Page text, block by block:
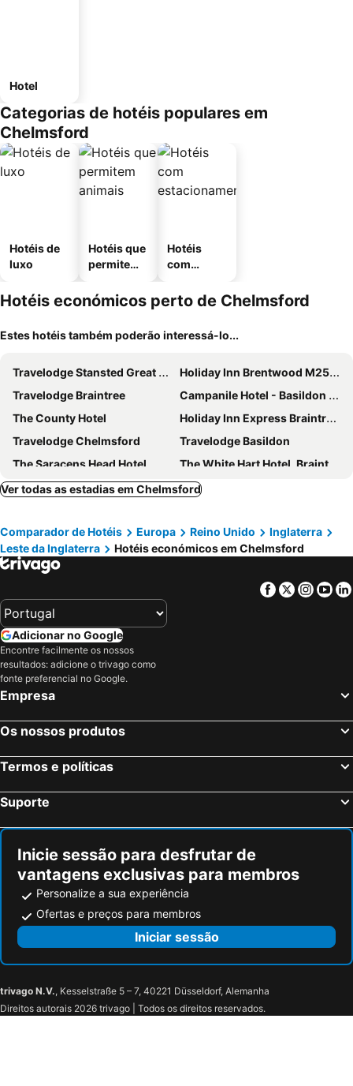
Hotel
Categorias de hotéis populares em
Chelmsford
Hotéis de
luxo
Hotéis que
permitem
Hotéis
com
mento
Hotéis económicos perto de Chelmsford
Estes hotéis também poderão interessá-lo...
Travelodge Stansted Great Dunmow
Holiday Inn Brentwood M25, Jct.28 By Ihg
Travelodge Braintree
Campanile Hotel - Basildon - East of London
The County Hotel
Holiday Inn Express Braintree By Ihg
Travelodge Chelmsford
Travelodge Basildon
The Saracens Head Hotel
The White Hart Hotel, Braintree
Premier Inn Chelmsford City Centre
Down Hall Hotel
Marygreen Manor Hotel
Premier Inn Basildon - Rayleigh
The Riverside Inn
Greenwoods Hotel & Spa
Travelodge Basildon Wickford
Travelodge Maldon
The New Chichester Hotel
Premier Inn Brentwood
Ver todas as estadias em Chelmsford
Comparador de Hotéis Europa Reino Unido
Inglaterra
Leste da Inglaterra
Hotéis económicos em Chelmsford
Facebook
Twitter
Adicionar no Google
Encontre facilmente os nossos
resultados: adicione o trivago como
fonte preferencial no Google.
Empresa
Os nossos produtos
Termos e políticas
Suporte
Inicie sessão para desfrutar de
vantagens exclusivas para membros
Personalize a sua experiência
Ofertas e preços para membros
Iniciar sessão
trivago N.V., Kesselstraße 5 – 7, 40221 Düsseldorf, Alemanha
Direitos autorais 2026 trivago | Todos os direitos reservados.